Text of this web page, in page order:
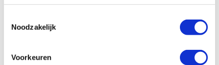
Noodzakelijk
Voorkeuren
- verloopstuk Ø 75 mm
- eventueel verloopstuk Ø 100 mm voor